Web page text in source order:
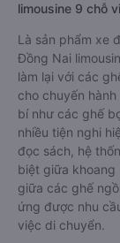
limousine 9 chỗ
Là sản phẩm xe
Đồng Nai
làm lại với các
cho chuyến
bí như các ghế
nhiều tiện nghi
đọc sách, hệ
biệt giữa khoang
giữa các ghế
ứng được nhu
việc di chuyển.